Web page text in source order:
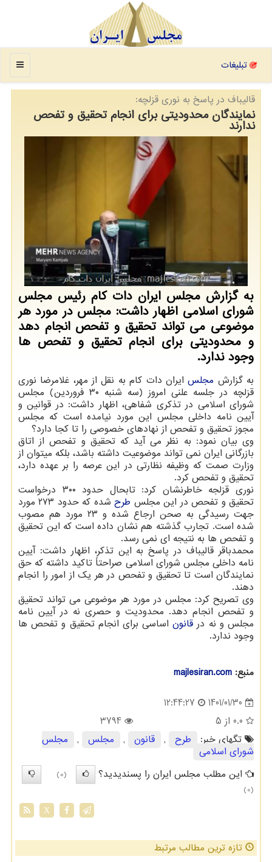
منو تبلیغات
قالیباف در پاسخ به نوری قزلچه:
نمایندگان محدودیتی برای انجام تحقیق و تفحص
ندارند
به گزارش مجلس ایران دات کام رئیس مجلس
شورای اسلامی اظهار داشت: مجلس در مورد هر
موضوعی می تواند تحقیق و تفحص انجام دهد
و محدودیتی برای انجام تحقیق و تفحص ها
وجود ندارد.
به گزارش مجلسایران دات کام به نقل از مهر، غلامرضا نوری
قزلچه در جلسه علنی امروز (سه شنبه ۳۰ فروردین) مجلس
شورای اسلامی در تذکری شفاهی، اظهار داشت: در قوانین و
آیین نامه داخلی مجلس این مورد نیامده است که مجلس
مجوز تحقیق و تفحص از نهادهای خصوصی را تا کجا دارد؟
وی بیان نمود: به نظر می آید که تحقیق و تفحص از اتاق
بازرگانی ایران نمی تواند موضوعیت داشته باشد، بلکه میتوان از
وزارت صمت که وظیفه نظارتی در این عرصه را بر عهده دارد،
تحقیق و تفحص کرد.
نوری قزلجه خاطرنشان کرد: تابحال حدود ۳۰۰ درخواست
تحقیق و تفحص در این مجلس طرح
شده که حدود ۲۷۳ مورد
جهت رسیدگی به صحن ارجاع شده و ۲۳ مورد هم مصوب
شده است. تجارب گذشته هم نشان داده است که این تحقیق
و تفحص ها به نتیجه ای نمی رسد.
محمدباقر قالیباف در پاسخ به این تذکر، اظهار داشت: آیین
نامه داخلی مجلس شورای اسلامی صراحتاً تاکید داشته که حق
نمایندگان است تا تحقیق و تفحص در هر یک از امور را انجام
دهند.
وی تصریح کرد: مجلس در مورد هر موضوعی می تواند تحقیق
و تفحص انجام دهد. محدودیت و حصری نه در آیین نامه
مجلس و نه در قانوناساسی برای انجام تحقیق و تفحص ها
وجود ندارد.
منبع: majlesiran.com
1401/01/30
12:44:27
0.0 از 5
3794
تگهای خبر:
طرح , قانون , مجلس ,
مجلس
شورای اسلامی
این مطلب مجلس ایران را پسندیدید؟
(0)
(0)
X
تازه ترین مطالب مرتبط